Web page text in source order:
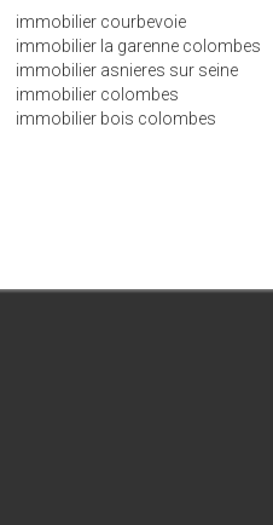
immobilier courbevoie
immobilier la garenne colombes
immobilier asnieres sur seine
immobilier colombes
immobilier bois colombes